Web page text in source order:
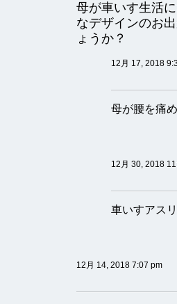
母が車いす生活
なデザインのお
ょうか？
12月 17, 2018
母が腰を痛
12月 30, 2018
車いすアス
12月 14, 2018 7:07 pm